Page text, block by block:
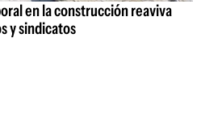
en la construcción reaviva
y sindicatos